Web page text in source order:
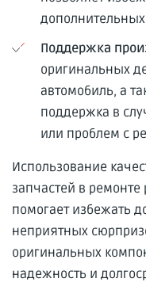
дополнительных
Поддержка
оригинальных
автомобиль, а
поддержка в
или проблем с
Использование
запчастей в
помогает избежать
неприятных
оригинальных
надежность и